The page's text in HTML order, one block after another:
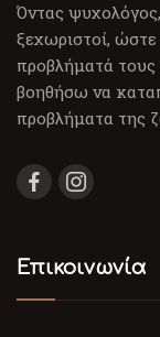
Όντας
ξεχωριστοί,
προβλήματά τους
βοηθήσω να
προβλήματα της
Επικοινωνία